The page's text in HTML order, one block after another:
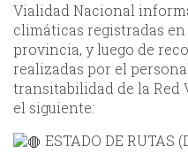
Vialidad Nacional
climáticas registradas
provincia, y luego de
realizadas por el
transitabilidad de la Red
el siguiente:
ESTADO DE RUTAS